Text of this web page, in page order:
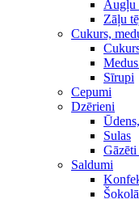
Augļu
Zāļu
Cukurs,
Sīrupi
Cepumi
Dzērieni
Sulas
Saldumi